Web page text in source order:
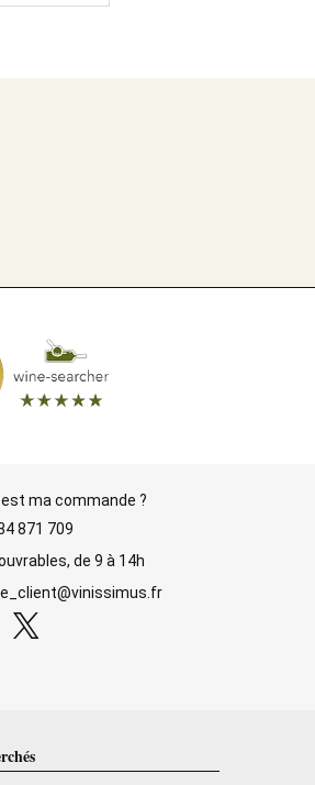
est ma commande ?
871 709
de 9 à 14h